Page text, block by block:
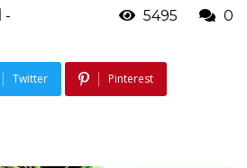
-
5495 0
Twitter Pinterest